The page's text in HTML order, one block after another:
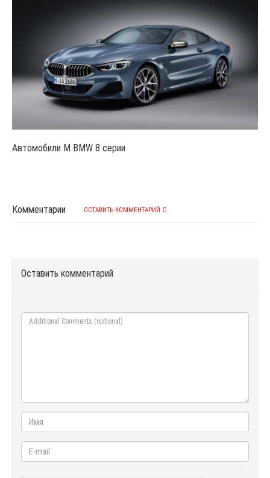
Автомобили M BMW 8 серии
Комментарии ОСТАВИТЬ КОММЕНТАРИЙ
Оставить комментарий